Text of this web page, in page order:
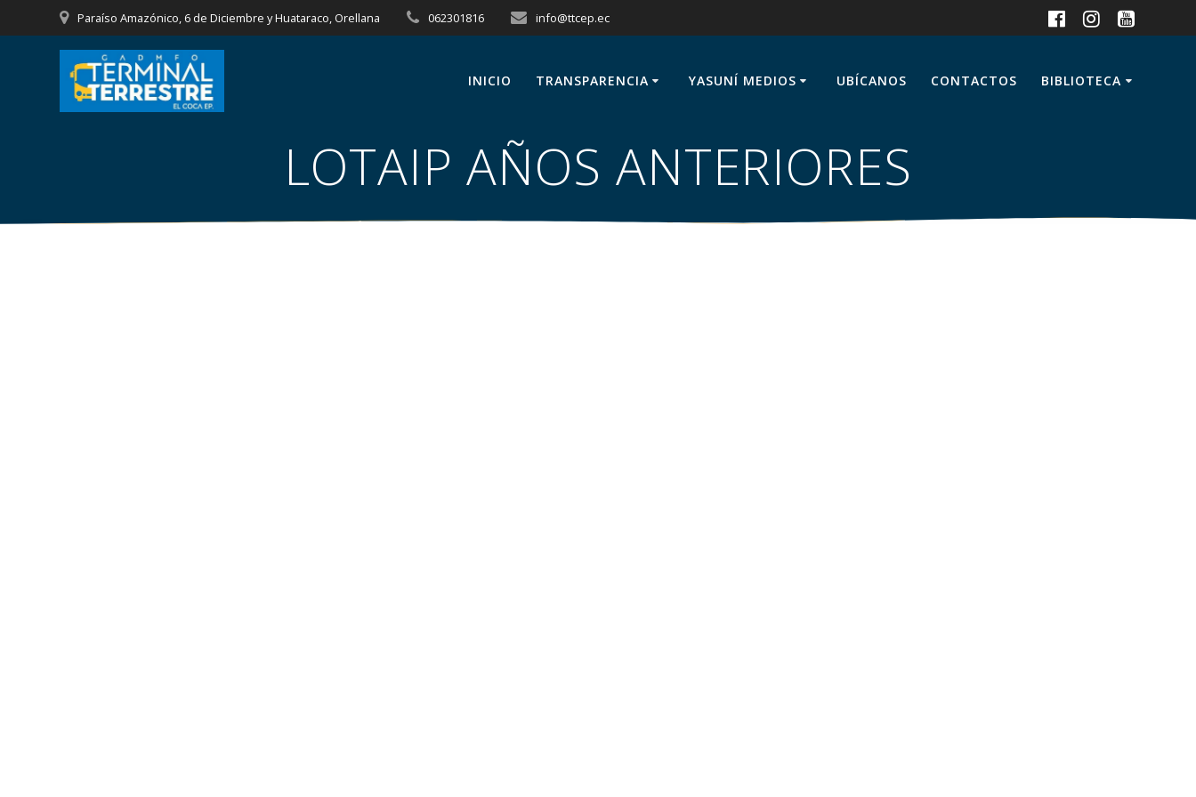
al
contenido
Paraíso Amazónico, 6 de Diciembre y Huataraco, Orellana 062301816 info@ttcep.ec
INICIO TRANSPARENCIA YASUNÍ MEDIOS UBÍCANOS CONTACTOS BIBLIOTECA
LOTAIP AÑOS ANTERIORES